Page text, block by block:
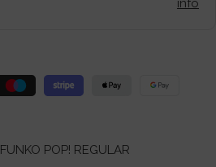
info
FUNKO POP! REGULAR